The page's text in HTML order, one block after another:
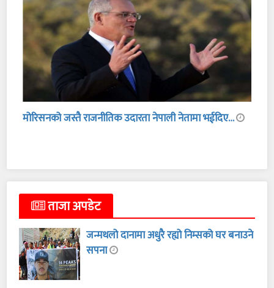
मोरिसनको जस्तै राजनीतिक उदारता नेपाली नेतामा भईदिए…
ताजा अपडेट
जन्मथलो दानामा अधुरै रह्यो निम्सको घर बनाउने
सपना